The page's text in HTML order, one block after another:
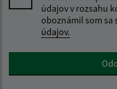
údajov v rozsahu
oboznámil som sa
údajov.
Google reCaptcha Response